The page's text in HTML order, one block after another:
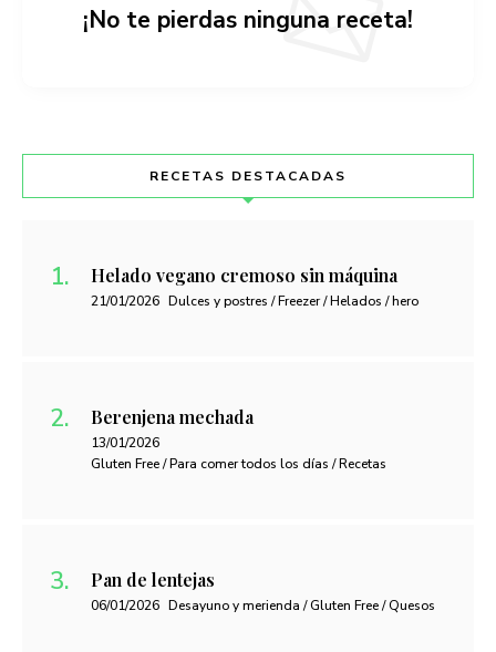
¡No te pierdas ninguna receta!
RECETAS DESTACADAS
Helado vegano cremoso sin máquina
21/01/2026 Dulces y postres / Freezer / Helados / hero
Berenjena mechada
13/01/2026
Gluten Free / Para comer todos los días / Recetas
Pan de lentejas
06/01/2026 Desayuno y merienda / Gluten Free / Quesos